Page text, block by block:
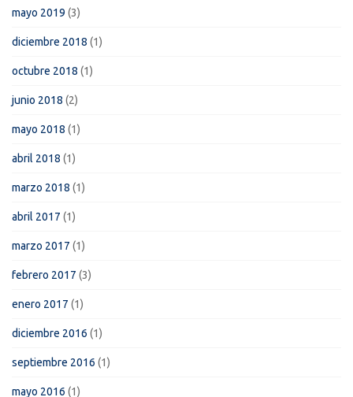
mayo 2019 (3)
diciembre 2018 (1)
octubre 2018 (1)
junio 2018 (2)
mayo 2018 (1)
abril 2018 (1)
marzo 2018 (1)
abril 2017 (1)
marzo 2017 (1)
febrero 2017 (3)
enero 2017 (1)
diciembre 2016 (1)
septiembre 2016 (1)
mayo 2016 (1)